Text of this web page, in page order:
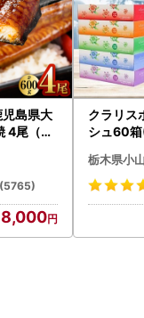
児島県大
4尾（60
惣菜 総
(5765)
クラリス
シュ60
ト)【配送
・沖縄県
栃木県小